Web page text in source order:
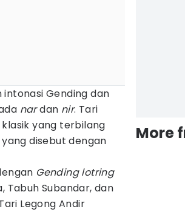
Gending dan
nardan nir. Tari
yang terbilang
disebut dengan
Gending lotring
Tabuh Subandar, dan
Legong Andir
More